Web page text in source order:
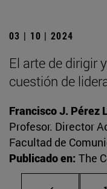
03 | 10 | 2024
El arte de dirigir
cuestión de
Francisco J. Pérez
Profesor. Director
Facultad de
Publicado en: The